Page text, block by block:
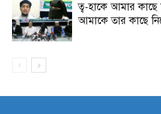
ত্ব-হাকে আমার
আমাকে তার কাছে